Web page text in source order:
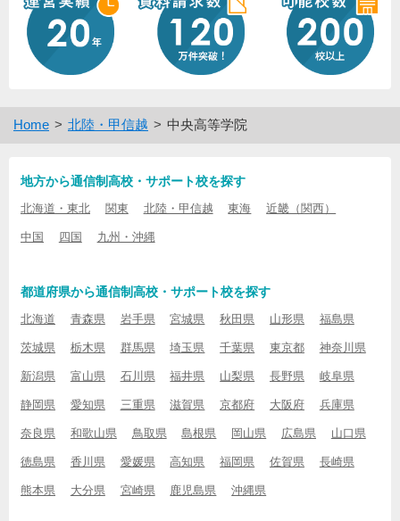
Home 北陸・甲信越 中央高等学院
地方から通信制高校・サポート校を探す
北海道・東北 関東 北陸・甲信越 東海 近畿（関西）
中国 四国 九州・沖縄
都道府県から通信制高校・サポート校を探す
北海道 青森県 岩手県 宮城県 秋田県 山形県 福島県
茨城県 栃木県 群馬県 埼玉県 千葉県 東京都 神奈川県
新潟県 富山県 石川県 福井県 山梨県 長野県 岐阜県
静岡県 愛知県 三重県 滋賀県 京都府 大阪府 兵庫県
奈良県 和歌山県 鳥取県 島根県 岡山県 広島県 山口県
徳島県 香川県 愛媛県 高知県 福岡県 佐賀県 長崎県
熊本県 大分県 宮崎県 鹿児島県 沖縄県